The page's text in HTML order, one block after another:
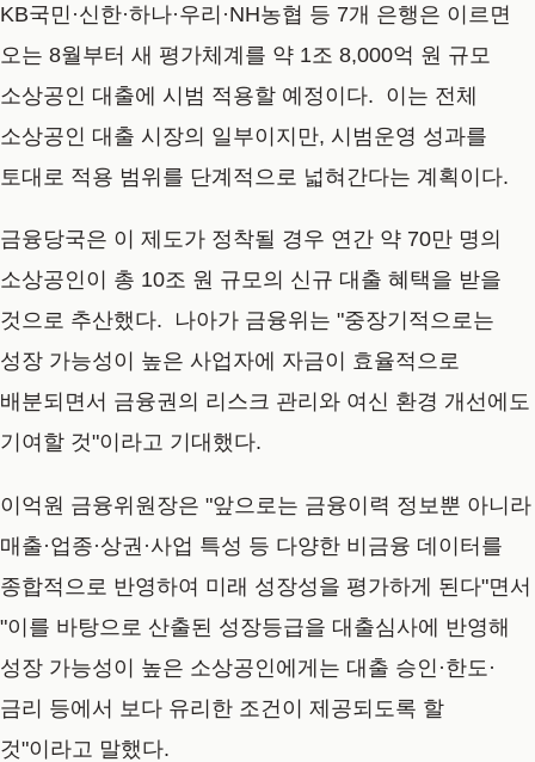
KB국민·신한·하나·우리·NH농협 등 7개 은행은 이르면
오는 8월부터 새 평가체계를 약 1조 8,000억 원 규모
소상공인 대출에 시범 적용할 예정이다. 이는 전체
소상공인 대출 시장의 일부이지만, 시범운영 성과를
토대로 적용 범위를 단계적으로 넓혀간다는 계획이다.
금융당국은 이 제도가 정착될 경우 연간 약 70만 명의
소상공인이 총 10조 원 규모의 신규 대출 혜택을 받을
것으로 추산했다. 나아가 금융위는 "중장기적으로는
성장 가능성이 높은 사업자에 자금이 효율적으로
배분되면서 금융권의 리스크 관리와 여신 환경 개선에도
기여할 것"이라고 기대했다.
이억원 금융위원장은 "앞으로는 금융이력 정보뿐 아니라
매출·업종·상권·사업 특성 등 다양한 비금융 데이터를
종합적으로 반영하여 미래 성장성을 평가하게 된다"면서
"이를 바탕으로 산출된 성장등급을 대출심사에 반영해
성장 가능성이 높은 소상공인에게는 대출 승인·한도·
금리 등에서 보다 유리한 조건이 제공되도록 할
것"이라고 말했다.